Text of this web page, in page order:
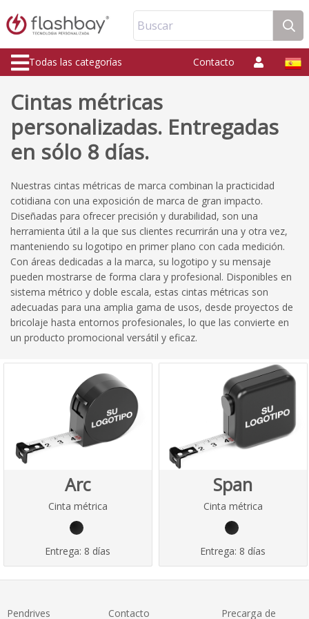
Buscar
Todas las categorías Contacto
Cintas métricas
personalizadas. Entregadas
en sólo 8 días.
Nuestras cintas métricas de marca combinan la practicidad
cotidiana con una exposición de marca de gran impacto.
Diseñadas para ofrecer precisión y durabilidad, son una
herramienta útil a la que sus clientes recurrirán una y otra vez,
manteniendo su logotipo en primer plano con cada medición.
Con áreas dedicadas a la marca, su logotipo y su mensaje
pueden mostrarse de forma clara y profesional. Disponibles en
sistema métrico y doble escala, estas cintas métricas son
adecuadas para una amplia gama de usos, desde proyectos de
bricolaje hasta entornos profesionales, lo que las convierte en
un producto promocional versátil y eficaz.
Arc
Cinta métrica
Entrega: 8 días
Span
Cinta métrica
Entrega: 8 días
Pendrives Contacto Precarga de